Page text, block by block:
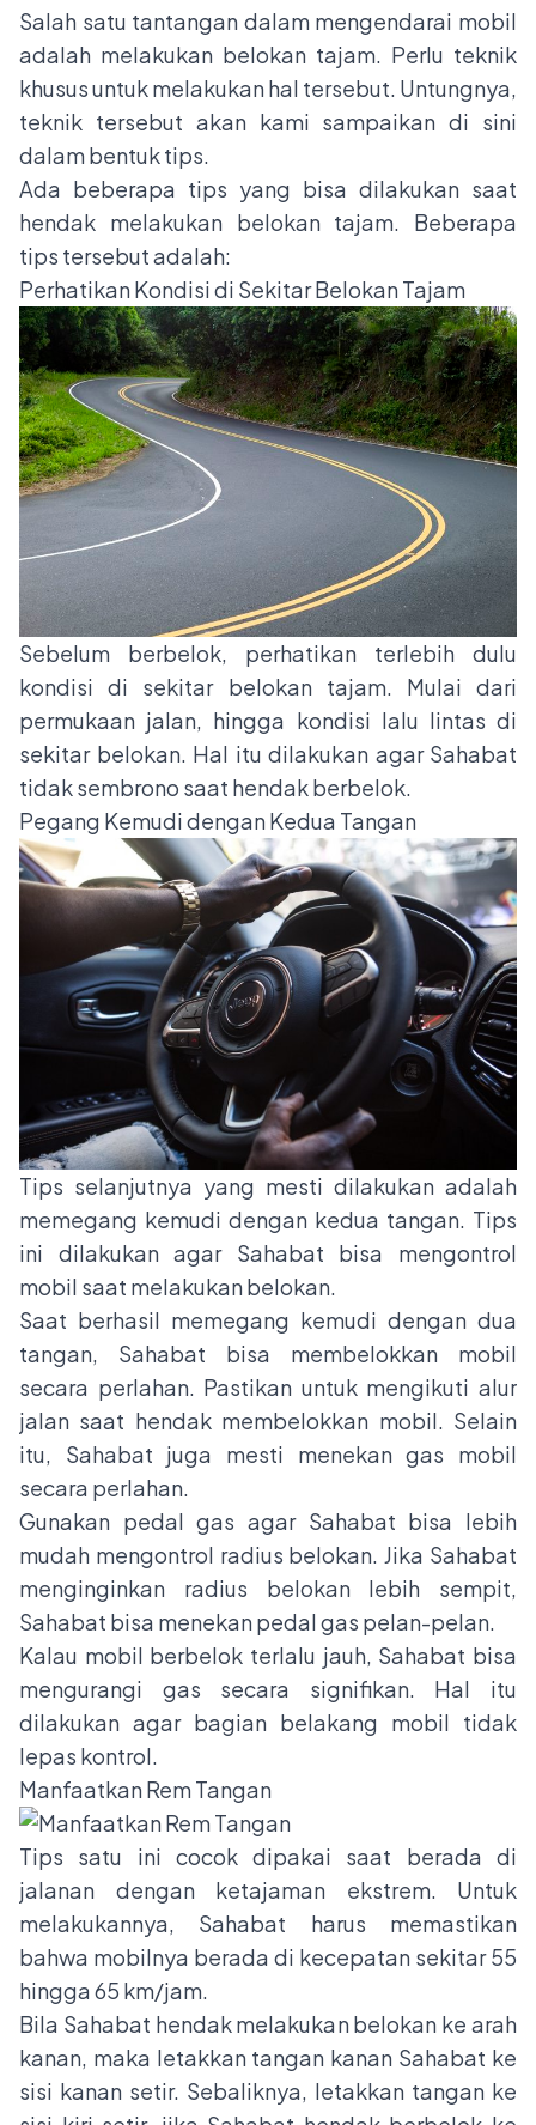
Salah satu tantangan dalam mengendarai mobil
adalah melakukan belokan tajam. Perlu teknik
khusus untuk melakukan hal tersebut. Untungnya,
teknik tersebut akan kami sampaikan di sini
dalam bentuk tips.
Ada beberapa tips yang bisa dilakukan saat
hendak melakukan belokan tajam. Beberapa
tips tersebut adalah:
Perhatikan Kondisi di Sekitar Belokan Tajam
Sebelum berbelok, perhatikan terlebih dulu
kondisi di sekitar belokan tajam. Mulai dari
permukaan jalan, hingga kondisi lalu lintas di
sekitar belokan. Hal itu dilakukan agar Sahabat
tidak sembrono saat hendak berbelok.
Pegang Kemudi dengan Kedua Tangan
Tips selanjutnya yang mesti dilakukan adalah
memegang kemudi dengan kedua tangan. Tips
ini dilakukan agar Sahabat bisa mengontrol
mobil saat melakukan belokan.
Saat berhasil memegang kemudi dengan dua
tangan, Sahabat bisa membelokkan mobil
secara perlahan. Pastikan untuk mengikuti alur
jalan saat hendak membelokkan mobil. Selain
itu, Sahabat juga mesti menekan gas mobil
secara perlahan.
Gunakan pedal gas agar Sahabat bisa lebih
mudah mengontrol radius belokan. Jika Sahabat
menginginkan radius belokan lebih sempit,
Sahabat bisa menekan pedal gas pelan-pelan.
Kalau mobil berbelok terlalu jauh, Sahabat bisa
mengurangi gas secara signifikan. Hal itu
dilakukan agar bagian belakang mobil tidak
lepas kontrol.
Manfaatkan Rem Tangan
Tips satu ini cocok dipakai saat berada di
jalanan dengan ketajaman ekstrem. Untuk
melakukannya, Sahabat harus memastikan
bahwa mobilnya berada di kecepatan sekitar 55
hingga 65 km/jam.
Bila Sahabat hendak melakukan belokan ke arah
kanan, maka letakkan tangan kanan Sahabat ke
sisi kanan setir. Sebaliknya, letakkan tangan ke